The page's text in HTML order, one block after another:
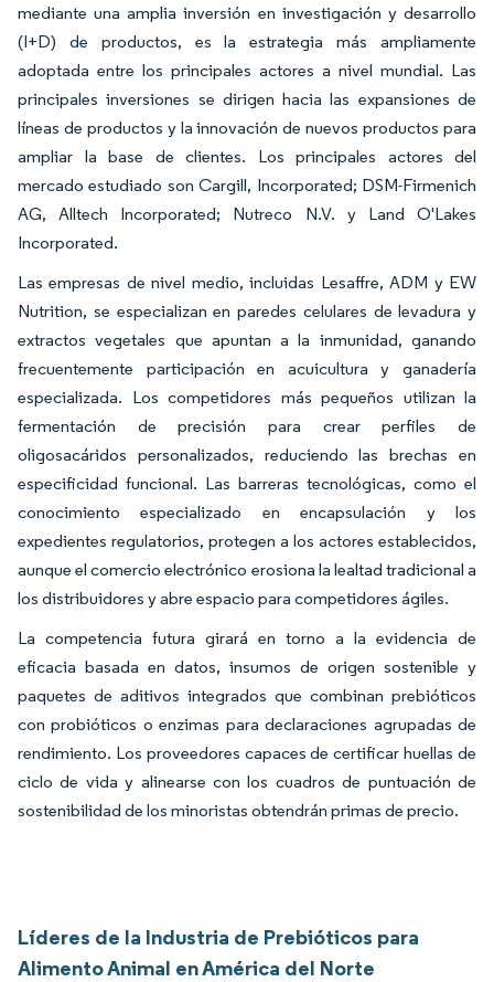
mediante una amplia inversión en investigación y desarrollo
(I+D) de productos, es la estrategia más ampliamente
adoptada entre los principales actores a nivel mundial. Las
principales inversiones se dirigen hacia las expansiones de
líneas de productos y la innovación de nuevos productos para
ampliar la base de clientes. Los principales actores del
mercado estudiado son Cargill, Incorporated; DSM-Firmenich
AG, Alltech Incorporated; Nutreco N.V. y Land O'Lakes
Incorporated.
Las empresas de nivel medio, incluidas Lesaffre, ADM y EW
Nutrition, se especializan en paredes celulares de levadura y
extractos vegetales que apuntan a la inmunidad, ganando
frecuentemente participación en acuicultura y ganadería
especializada. Los competidores más pequeños utilizan la
fermentación de precisión para crear perfiles de
oligosacáridos personalizados, reduciendo las brechas en
especificidad funcional. Las barreras tecnológicas, como el
conocimiento especializado en encapsulación y los
expedientes regulatorios, protegen a los actores establecidos,
aunque el comercio electrónico erosiona la lealtad tradicional a
los distribuidores y abre espacio para competidores ágiles.
La competencia futura girará en torno a la evidencia de
eficacia basada en datos, insumos de origen sostenible y
paquetes de aditivos integrados que combinan prebióticos
con probióticos o enzimas para declaraciones agrupadas de
rendimiento. Los proveedores capaces de certificar huellas de
ciclo de vida y alinearse con los cuadros de puntuación de
sostenibilidad de los minoristas obtendrán primas de precio.
Líderes de la Industria de Prebióticos para
Alimento Animal en América del Norte